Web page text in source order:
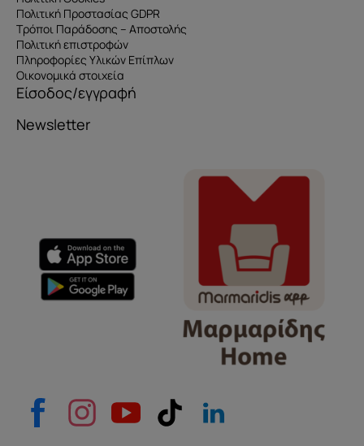
e-mail
Το μήνυμά σας
Πολιτική Προστασίας GDPR
Τρόποι Παράδοσης – Αποστολής
Πολιτική επιστροφών
Πληροφορίες Υλικών Επίπλων
Οικονομικά στοιχεία
Είσοδος/εγγραφή
Newsletter